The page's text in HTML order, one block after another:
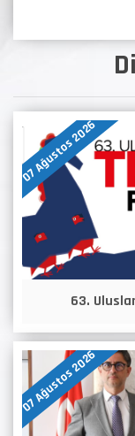
07 Ağustos 2026
63.
07 Ağustos 2026